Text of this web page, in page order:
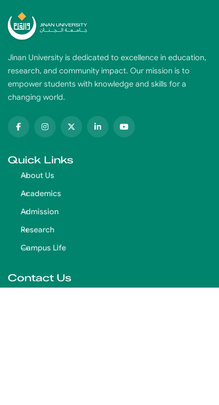
Jinan University is dedicated to excellence in education,
research, and community impact. Our mission is to
empower students with knowledge and skills for a
changing world.
Quick Links
About Us
Academics
Admission
Research
Campus Life
Contact Us